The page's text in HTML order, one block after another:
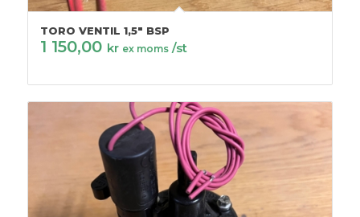
TORO VENTIL 1,5″ BSP
1 150,00 kr ex moms /st